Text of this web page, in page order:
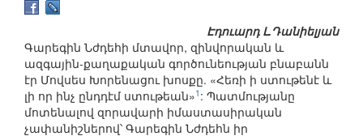
Էդուարդ Լ.Դանիելյան
Գարեգին Նժդեհի մտավոր, զինվորական և
ազգային-քաղաքական գործունեության բնաբանն
էր Մովսես Խորենացու խոսքը. «Հեռի ի ստութենէ և
լի որ ինչ ընդդէմ ստութեան»1 : Պատմությանը
մոտենալով զորավարի իմաստասիրական
չափանիշներով՝ Գարեգին Նժդեհն իր